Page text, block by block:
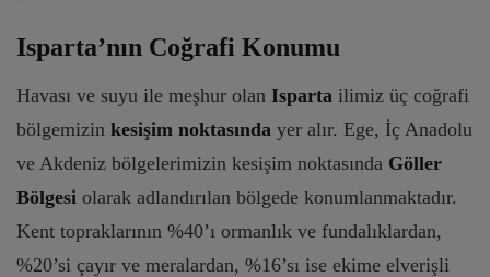
Isparta’nın Coğrafi Konumu
Havası ve suyu ile meşhur olan Isparta ilimiz üç coğrafi
bölgemizin kesişim noktasında yer alır. Ege, İç Anadolu
ve Akdeniz bölgelerimizin kesişim noktasında Göller
Bölgesi olarak adlandırılan bölgede konumlanmaktadır.
Kent topraklarının %40’ı ormanlık ve fundalıklardan,
%20’si çayır ve meralardan, %16’sı ise ekime elverişli